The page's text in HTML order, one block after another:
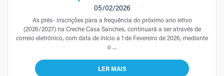
05/02/2026
As prés- inscrições para a frequência do próximo ano letivo
(2026/2027) na Creche Casa Sanches, continuará a ser através de
correio eletrónico, com data de início a 1 de Fevereiro de 2026, mediante
o ...
LER MAIS